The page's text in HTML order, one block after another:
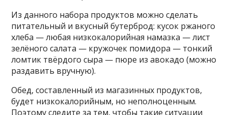
Из данного набора продуктов можно сделать
питательный и вкусный бутерброд: кусок ржаного
хлеба — любая низкокалорийная намазка — лист
зелёного салата — кружочек помидора — тонкий
ломтик твёрдого сыра — пюре из авокадо (можно
раздавить вручную).
Обед, составленный из магазинных продуктов,
будет низкокалорийным, но неполноценным.
Поэтому следите за тем, чтобы такие ситуации